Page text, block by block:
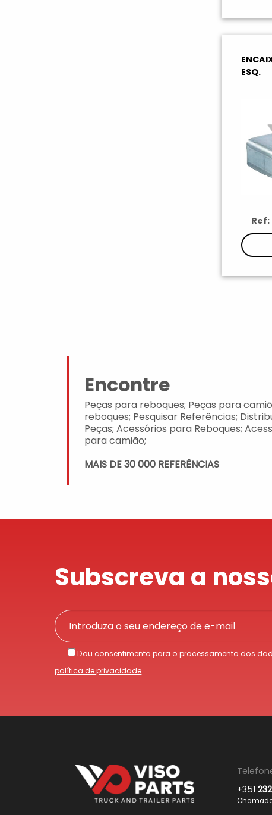
ESQ.
Ref:
Encontre
Peças para reboques; Peças para
reboques; Pesquisar Referências;
Peças; Acessórios para Reboques;
para camião;
MAIS DE 30 000 REFERÊNCIAS
Subscreva a
Dou consentimento para o processamento dos
política de privacidade.
+351